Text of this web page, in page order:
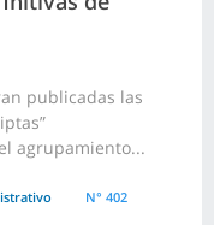
publicadas las
agrupamiento...
N° 402